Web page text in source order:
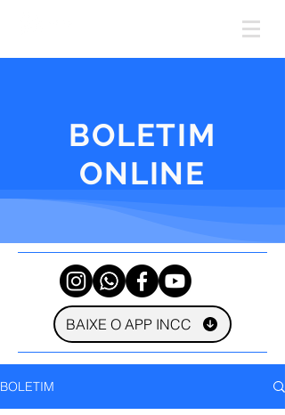
BOLETIM
ONLINE
BAIXE O APP INCC
BOLETIM